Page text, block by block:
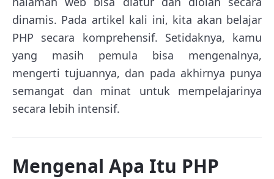
dinamis. Pada artikel kali ini, kita akan belajar
PHP secara komprehensif. Setidaknya, kamu
yang masih pemula bisa mengenalnya,
mengerti tujuannya, dan pada akhirnya punya
semangat dan minat untuk mempelajarinya
secara lebih intensif.
Mengenal Apa Itu PHP